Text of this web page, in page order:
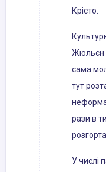
Крісто.
Жюльєн
сама
тут
рази в
У числі